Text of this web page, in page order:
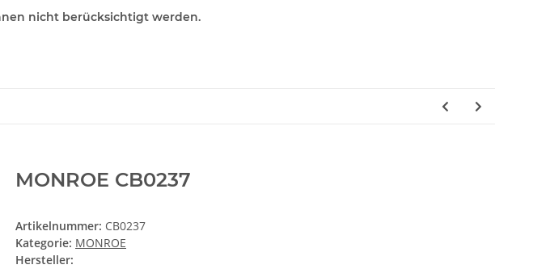
nicht berücksichtigt werden.
MONROE CB0237
Artikelnummer: CB0237
Kategorie: MONROE
Hersteller: